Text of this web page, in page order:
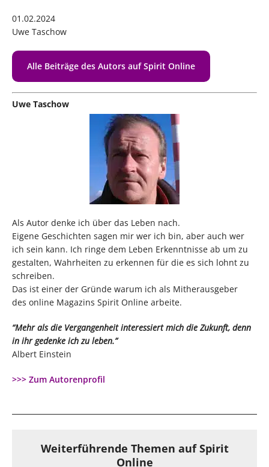
01.02.2024
Uwe Taschow
Alle Beiträge des Autors auf Spirit Online
Uwe Taschow
Als Autor denke ich über das Leben nach.
Eigene Geschichten sagen mir wer ich bin, aber auch wer
ich sein kann. Ich ringe dem Leben Erkenntnisse ab um zu
gestalten, Wahrheiten zu erkennen für die es sich lohnt zu
schreiben.
Das ist einer der Gründe warum ich als Mitherausgeber
des online Magazins Spirit Online arbeite.
“Mehr als die Vergangenheit interessiert mich die Zukunft, denn
in ihr gedenke ich zu leben.”
Albert Einstein
>>> Zum Autorenprofil
Weiterführende Themen auf Spirit
Online